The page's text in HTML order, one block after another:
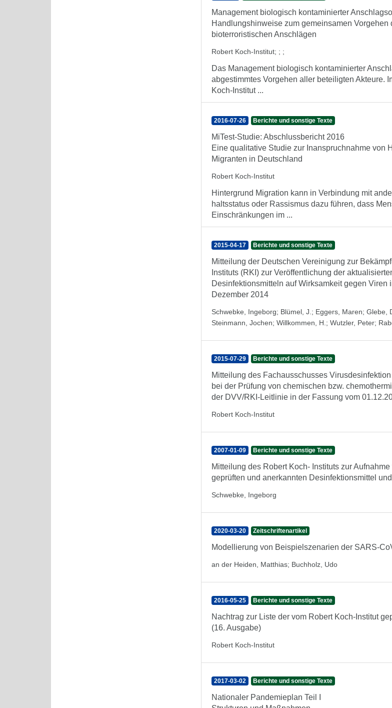
Management biologisch kontaminierter
Handlungshinweise zum gemeinsamen
bioterroristischen Anschlägen
Robert Koch-Institut; ; ;
Das Management biologisch kontaminierter
abgestimmtes Vorgehen aller beteiligten Akteure.
Koch-Institut ...
2016-07-26 Berichte und sonstige Texte
MiTest-Studie: Abschlussbericht 2016
Eine qualitative Studie zur Inanspruchnahme von
Migranten in Deutschland
Robert Koch-Institut
Hintergrund Migration kann in Verbindung mit
haltsstatus oder Rassismus dazu führen, dass
Einschränkungen im ...
2015-04-17 Berichte und sonstige Texte
Mitteilung der Deutschen Vereinigung zur
Instituts (RKI) zur Veröffentlichung der
Desinfektionsmitteln auf Wirksamkeit gegen
Dezember 2014
Schwebke, Ingeborg; Blümel, J. ; Eggers, Maren; Glebe,
Steinmann, Jochen; Willkommen, H. ; Wutzler, Peter;
2015-07-29 Berichte und sonstige Texte
Mitteilung des Fachausschusses
bei der Prüfung von chemischen bzw.
der DVV/RKI-Leitlinie in der Fassung vom
Robert Koch-Institut
2007-01-09 Berichte und sonstige Texte
Mitteilung des Robert Koch- Instituts zur
geprüften und anerkannten Desinfektionsmittel
Schwebke, Ingeborg
2020-03-20 Zeitschriftenartikel
Modellierung von Beispielszenarien der SARS-
an der Heiden, Matthias; Buchholz, Udo
2016-05-25 Berichte und sonstige Texte
Nachtrag zur Liste der vom Robert Koch-Institut
(16. Ausgabe)
Robert Koch-Institut
2017-03-02 Berichte und sonstige Texte
Nationaler Pandemieplan Teil I